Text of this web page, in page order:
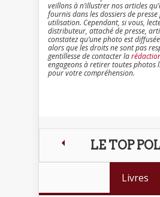
veillons à n’illustrer nos articles
fournis dans les dossiers de
utilisation. Cependant, si vous,
distributeur, attaché de presse,
constatez qu’une photo est
alors que les droits ne sont pas
gentillesse de contacter la
engageons à retirer toutes photos
pour votre compréhension.
LE TOP
Livres